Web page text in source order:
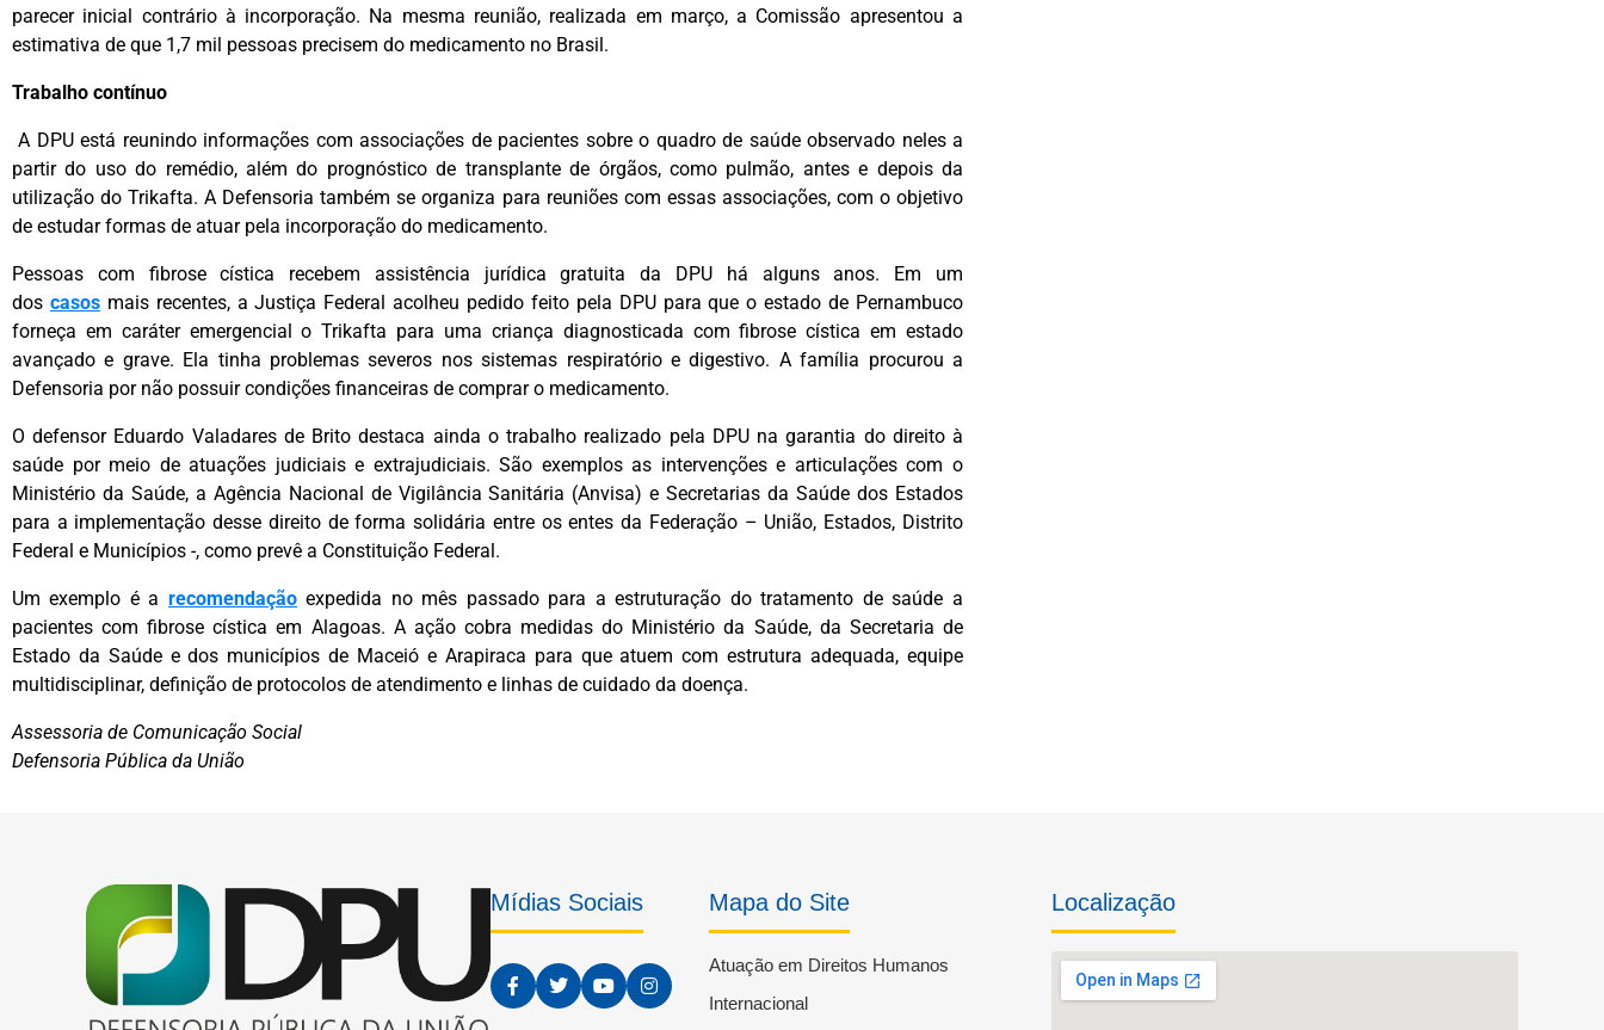
parecer inicial contrário à incorporação. Na mesma reunião, realizada em março, a Comissão apresentou a
estimativa de que 1,7 mil pessoas precisem do medicamento no Brasil.
Trabalho contínuo
A DPU está reunindo informações com associações de pacientes sobre o quadro de saúde observado neles a
partir do uso do remédio, além do prognóstico de transplante de órgãos, como pulmão, antes e depois da
utilização do Trikafta. A Defensoria também se organiza para reuniões com essas associações, com o objetivo
de estudar formas de atuar pela incorporação do medicamento.
Pessoas com fibrose cística recebem assistência jurídica gratuita da DPU há alguns anos. Em um
dos casosmais recentes, a Justiça Federal acolheu pedido feito pela DPU para que o estado de Pernambuco
forneça em caráter emergencial o Trikafta para uma criança diagnosticada com fibrose cística em estado
avançado e grave. Ela tinha problemas severos nos sistemas respiratório e digestivo. A família procurou a
Defensoria por não possuir condições financeiras de comprar o medicamento.
O defensor Eduardo Valadares de Brito destaca ainda o trabalho realizado pela DPU na garantia do direito à
saúde por meio de atuações judiciais e extrajudiciais. São exemplos as intervenções e articulações com o
Ministério da Saúde, a Agência Nacional de Vigilância Sanitária (Anvisa) e Secretarias da Saúde dos Estados
para a implementação desse direito de forma solidária entre os entes da Federação – União, Estados, Distrito
Federal e Municípios -, como prevê a Constituição Federal.
Um exemplo é a recomendação expedida no mês passado para a estruturação do tratamento de saúde a
pacientes com fibrose cística em Alagoas. A ação cobra medidas do Ministério da Saúde, da Secretaria de
Estado da Saúde e dos municípios de Maceió e Arapiraca para que atuem com estrutura adequada, equipe
multidisciplinar, definição de protocolos de atendimento e linhas de cuidado da doença.
Assessoria de Comunicação Social
Defensoria Pública da União
Mídias Sociais Mapa do Site
Atuação em Direitos Humanos
Internacional
Localização